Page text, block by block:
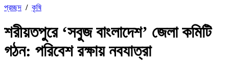
প্রচ্ছদ / কৃষি
শরীয়তপুরে ‘সবুজ বাংলাদেশ’ জেলা কমিটি
গঠন: পরিবেশ রক্ষায় নবযাত্রা